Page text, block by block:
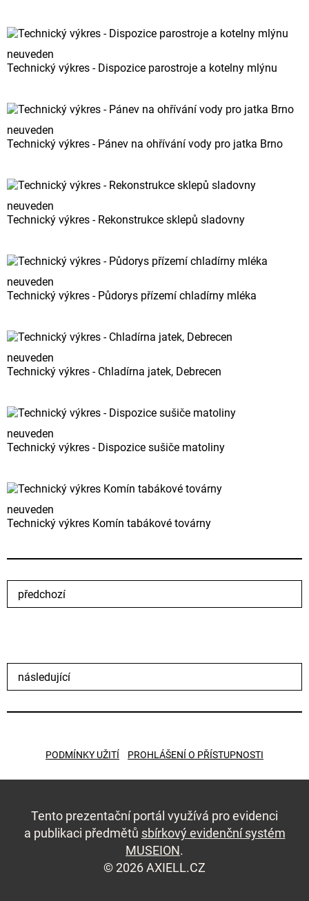
neuveden
Technický výkres - Dispozice parostroje a kotelny mlýnu
neuveden
Technický výkres - Pánev na ohřívání vody pro jatka Brno
neuveden
Technický výkres - Rekonstrukce sklepů sladovny
neuveden
Technický výkres - Půdorys přízemí chladírny mléka
neuveden
Technický výkres - Chladírna jatek, Debrecen
neuveden
Technický výkres - Dispozice sušiče matoliny
neuveden
Technický výkres Komín tabákové továrny
předchozí
následující
PODMÍNKY UŽITÍ PROHLÁŠENÍ O PŘÍSTUPNOSTI
Tento prezentační portál využívá pro evidenci
a publikaci předmětů sbírkový evidenční systém
MUSEION.
© 2026 AXIELL.CZ